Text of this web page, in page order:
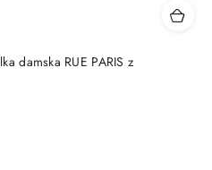
damska RUE PARIS z